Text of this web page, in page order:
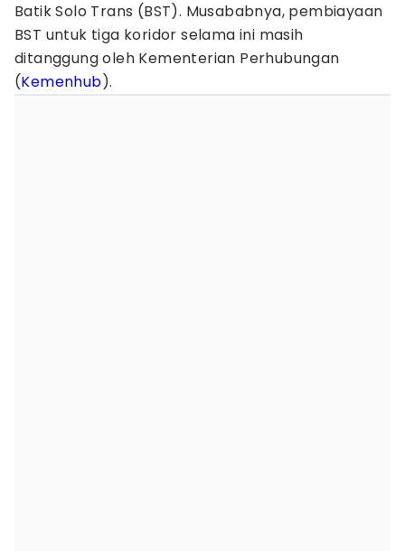
Batik Solo Trans (BST). Musababnya, pembiayaan
BST untuk tiga koridor selama ini masih
ditanggung oleh Kementerian Perhubungan
(Kemenhub).